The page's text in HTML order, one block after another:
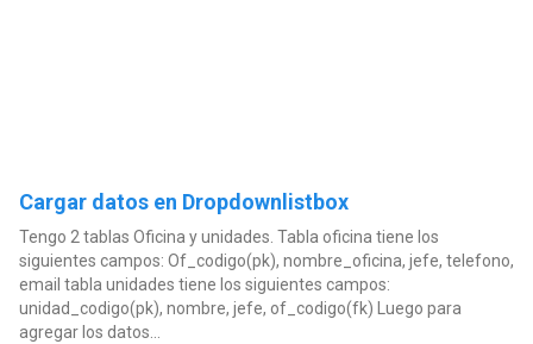
Cargar datos en Dropdownlistbox
Tengo 2 tablas Oficina y unidades. Tabla oficina tiene los
siguientes campos: Of_codigo(pk), nombre_oficina, jefe, telefono,
email tabla unidades tiene los siguientes campos:
unidad_codigo(pk), nombre, jefe, of_codigo(fk) Luego para
agregar los datos...